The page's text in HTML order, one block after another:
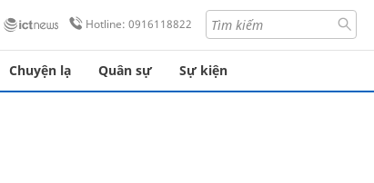
Hotline: 0916118822
Chuyện lạ Quân sự Sự kiện